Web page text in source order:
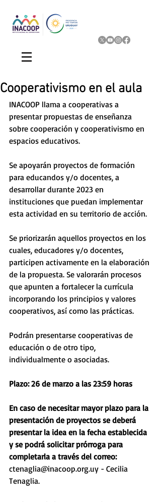
Cooperativismo en el aula
INACOOP llama a cooperativas a
presentar propuestas de enseñanza
sobre cooperación y cooperativismo en
espacios educativos.
Se apoyarán proyectos de formación
para educandos y/o docentes, a
desarrollar durante 2023 en
instituciones que puedan implementar
esta actividad en su territorio de acción.
Se priorizarán aquellos proyectos en los
cuales, educadores y/o docentes,
participen activamente en la elaboración
de la propuesta. Se valorarán procesos
que apunten a fortalecer la currícula
incorporando los principios y valores
cooperativos, así como las prácticas.
Podrán presentarse cooperativas de
educación o de otro tipo,
individualmente o asociadas.
Plazo: 26 de marzo a las 23:59 horas
En caso de necesitar mayor plazo para la
presentación de proyectos se deberá
presentar la idea en la fecha establecida
y se podrá solicitar prórroga para
completarla a través del correo:
ctenaglia@inacoop.org.uy - Cecilia
Tenaglia.